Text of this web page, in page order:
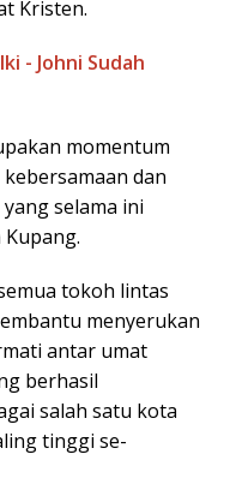
Kristen.
- Johni Sudah
momentum
dan
selama ini
tokoh lintas
menyerukan
antar umat
berhasil
salah satu kota
tinggi se-